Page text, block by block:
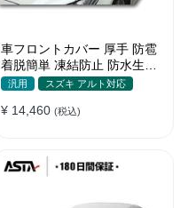
車フロントカバー 厚手 防雹
着脱簡単 凍結防止 防水生地
可愛い 軽量 汚れから守る 四
汎用 スズキ アルト対応
¥ 14,460 (税込)